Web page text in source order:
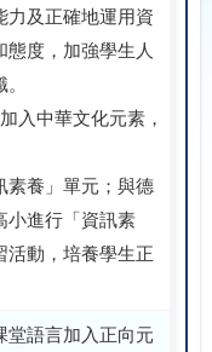
力及正確地運用資
態度，加強學生人
入中華文化元素，
素養」單元；與德
小進行「資訊素
活動，培養學生正
堂語言加入正向元